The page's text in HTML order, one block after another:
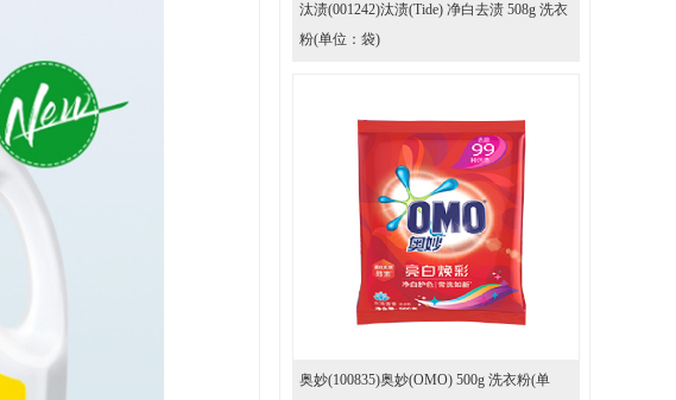
汰渍(001242)汰渍(Tide) 净白去渍 508g 洗衣
粉(单位：袋)
奥妙(100835)奥妙(OMO) 500g 洗衣粉(单